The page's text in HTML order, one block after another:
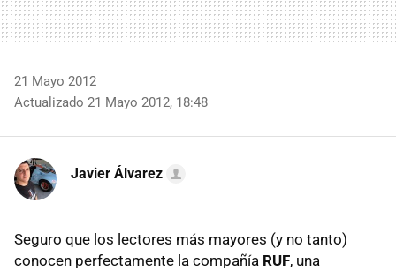
21 Mayo 2012
Actualizado 21 Mayo 2012, 18:48
Javier Álvarez
Seguro que los lectores más mayores (y no tanto)
conocen perfectamente la compañía RUF, una